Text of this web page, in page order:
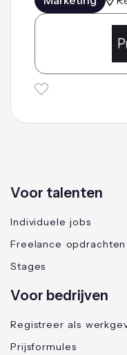
Voor talenten
Individuele jobs
Freelance opdrachten
Stages
Voor bedrijven
Registreer als
Prijsformules